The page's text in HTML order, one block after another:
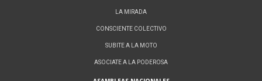
LA MIRADA
CONSCIENTE COLECTIVO
SUBITE A LA MOTO
ASOCIATE A LA PODEROSA